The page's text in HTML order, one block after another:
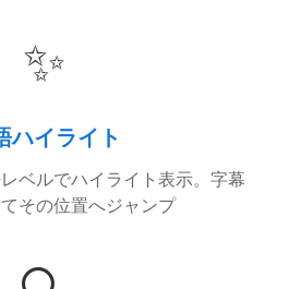
✨
ハイライト
ベルでハイライト表示。字幕
その位置へジャンプ